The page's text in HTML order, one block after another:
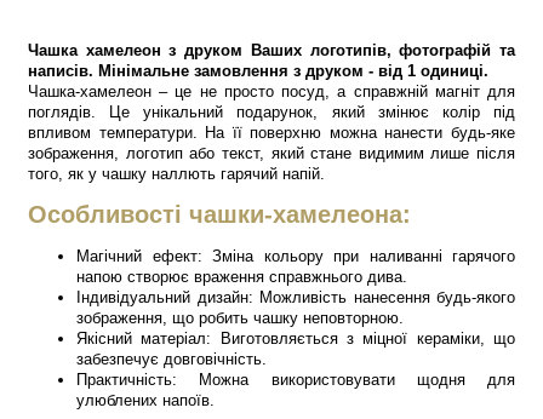
Чашка хамелеон з друком Ваших логотипів, фотографій та
написів. Мінімальне замовлення з друком - від 1 одиниці.
Чашка-хамелеон – це не просто посуд, а справжній магніт для
поглядів. Це унікальний подарунок, який змінює колір під
впливом температури. На її поверхню можна нанести будь-яке
зображення, логотип або текст, який стане видимим лише після
того, як у чашку наллють гарячий напій.
Особливості чашки-хамелеона:
Магічний ефект: Зміна кольору при наливанні гарячого
напою створює враження справжнього дива.
Індивідуальний дизайн: Можливість нанесення будь-якого
зображення, що робить чашку неповторною.
Якісний матеріал: Виготовляється з міцної кераміки, що
забезпечує довговічність.
Практичність: Можна використовувати щодня для
улюблених напоїв.